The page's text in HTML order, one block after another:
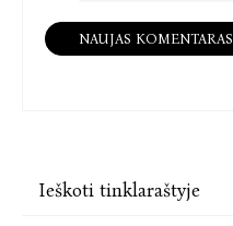
NAUJAS KOMENTARAS
Ieškoti tinklaraštyje